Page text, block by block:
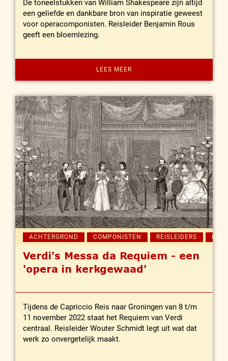
De toneelstukken van William Shakespeare zijn altijd
een geliefde en dankbare bron van inspiratie geweest
voor operacomponisten. Reisleider Benjamin Rous
geeft een bloemlezing.
LEES MEER
ACHTERGROND COMPONISTEN REISLEIDERS
Verdi's Messa da Requiem - een
'opera in kerkgewaad'
Tijdens de Capriccio Reis naar Groningen van 8 t/m
11 november 2022 staat het Requiem van Verdi
centraal. Reisleider Wouter Schmidt legt uit wat dat
werk zo onvergetelijk maakt.